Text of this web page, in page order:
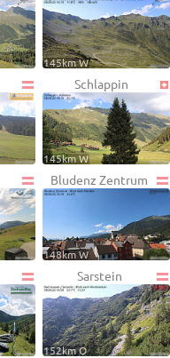
145km W
Schlappin
145km W
Bludenz Zentrum
148km W
Sarstein
152km O